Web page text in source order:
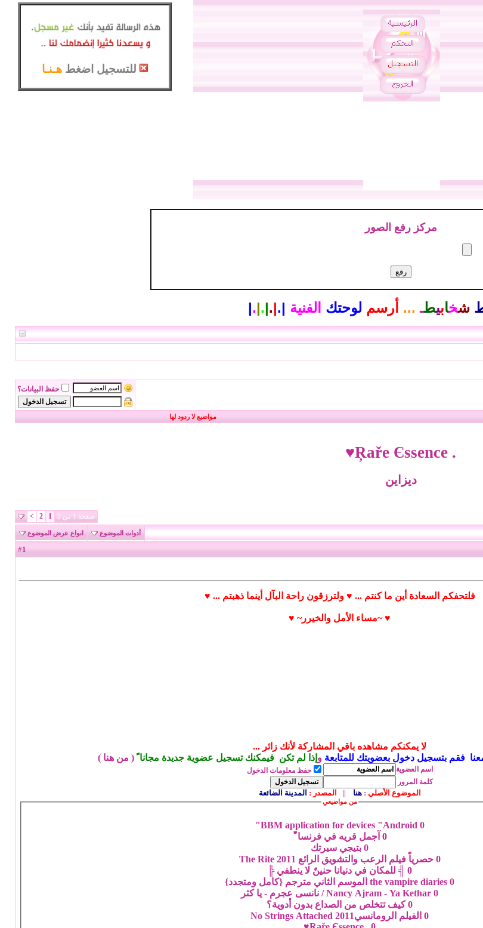
للتسجيل اضغط هـنـا
مركز رفع الصور
شخابيطـ ... أرسم لوحتك الفنية |
.
|
.
|
.
|
.
|
حفظ البيانات؟
مواضيع لا ردود لها
. Ŗaře Єssence♥
ديزاين
صفحة 1 من 2 1
2
>
أدوات الموضوع انواع عرض الموضوع
1
فلتحفكم السعادة أين ما كنتم ... ♥ ولترزقون راحة البآل أينما ذهبتم ... ♥
♥ ~مساء الأمل والخيرر~ ♥
لا يمكنكم مشاهده باقي المشاركة لأنك زائر ...
فقم بتسجيل دخول بعضويتك للمتابعة و إذا لم تكن فيمكنك تسجيل عضوية جديدة مجانا ً ( من هنا )
اسم العضوية
حفظ معلومات الدخول
كلمة المرور
الموضوع الأصلي :هنا || المصدر : المدينة الضائعة
من مواضيعي
0
BBM application for devices "Android"
0 آجمل قريه في فرنسا`ّ
0 بتيجي سيرتك
0 حصرياً فيلم الرعب والتشويق الرائع The Rite 2011
0 ╣ للمكان في دنيانا حنينٌ لا ينطفي ╠
0 the vampire diaries الموسم الثاني مترجم {كامل ومتجدد}
0 Nancy Ajram - Ya Kethar / نانسى عجرم - يا كثر
0 كيف تتخلص من الصداع بدون أدوية؟
0 الفيلم الرومانسيNo Strings Attached 2011